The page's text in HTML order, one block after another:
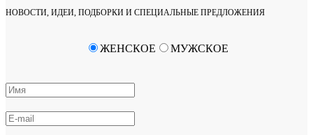
НОВОСТИ, ИДЕИ, ПОДБОРКИ И СПЕЦИАЛЬНЫЕ ПРЕДЛОЖЕНИЯ
ЖЕНСКОЕ МУЖСКОЕ